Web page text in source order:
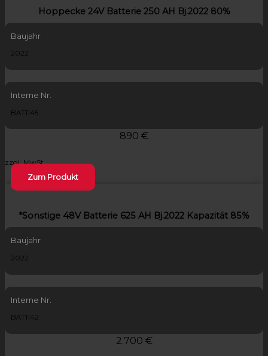
Hoppecke 24V Batterie 250 AH Bj.2022 80%
Baujahr
2022
Interne Nr.
BAT1145
890 €
zzgl. MwSt.
Zum Produkt
*Sonstige 48V Batterie 625 AH Bj.2022 Kapazität 85%
Baujahr
2022
Interne Nr.
BAT1142
2.700 €